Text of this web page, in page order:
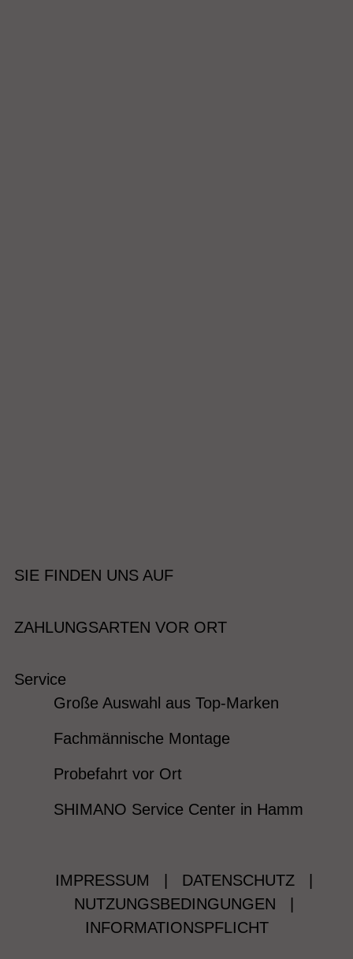
SIE FINDEN UNS AUF
ZAHLUNGSARTEN VOR ORT
Service
Große Auswahl aus Top-Marken
Fachmännische Montage
Probefahrt vor Ort
SHIMANO Service Center in Hamm
IMPRESSUM DATENSCHUTZ
NUTZUNGSBEDINGUNGEN
INFORMATIONSPFLICHT